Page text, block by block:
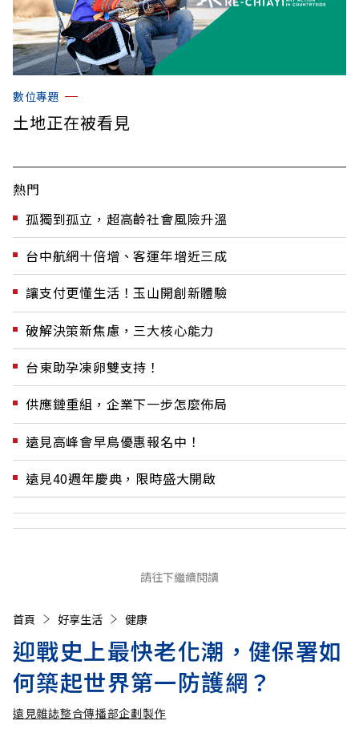
數位專題
土地正在被看見
熱門
孤獨到孤立，超高齡社會風險升溫
台中航網十倍增、客運年增近三成
讓支付更懂生活！玉山開創新體驗
破解決策新焦慮，三大核心能力
台東助孕凍卵雙支持！
供應鏈重組，企業下一步怎麼佈局
遠見高峰會早鳥優惠報名中！
遠見40週年慶典，限時盛大開啟
請往下繼續閱讀
首頁 好享生活 健康
迎戰史上最快老化潮，健保署如
何築起世界第一防護網？
遠見雜誌整合傳播部企劃製作